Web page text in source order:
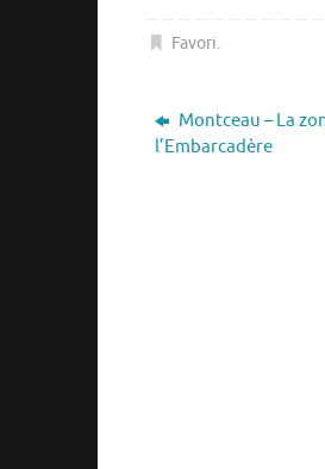
Favori.
Montceau – La
l’Embarcadère